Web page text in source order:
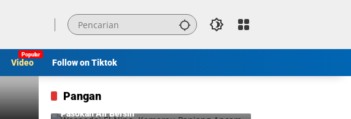
Video Follow on Tiktok
Pangan
Waspadai El Nino, Kemarau Panjang Ancam
Pasokan Air Bersih